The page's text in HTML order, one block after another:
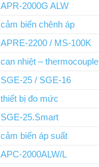
APR-2000G ALW
cảm biến chênh áp
APRE-2200 / MS-100K
can nhiệt – thermocouple
SGE-25 / SGE-16
thiết bị đo mức
SGE-25.Smart
cảm biến áp suất
APC-2000ALW/L